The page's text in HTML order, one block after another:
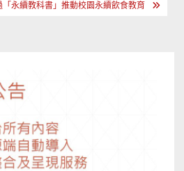
永續教科書」推動校園永續飲食教育